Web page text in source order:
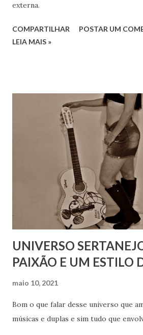
externa.
COMPARTILHAR
POSTAR UM
LEIA MAIS »
UNIVERSO
PAIXÃO E UM ESTILO
maio 10, 2021
Bom o que falar desse universo que
músicas e duplas e sim tudo que